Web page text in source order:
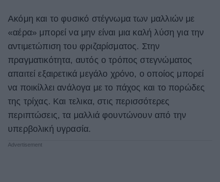
Ακόμη και το φυσικό στέγνωμα των μαλλιών με
«αέρα» μπορεί να μην είναι μια καλή λύση για την
αντιμετώπιση του φριζαρίσματος. Στην
πραγματικότητα, αυτός ο τρόπος στεγνώματος
απαιτεί εξαιρετικά μεγάλο χρόνο, ο οποίος μπορεί
να ποικίλλει ανάλογα με το πάχος και το πορώδες
της τρίχας. Και τελικα, στις περισσότερες
περιπτώσεις, τα μαλλιά φουντώνουν από την
υπερβολική υγρασία.